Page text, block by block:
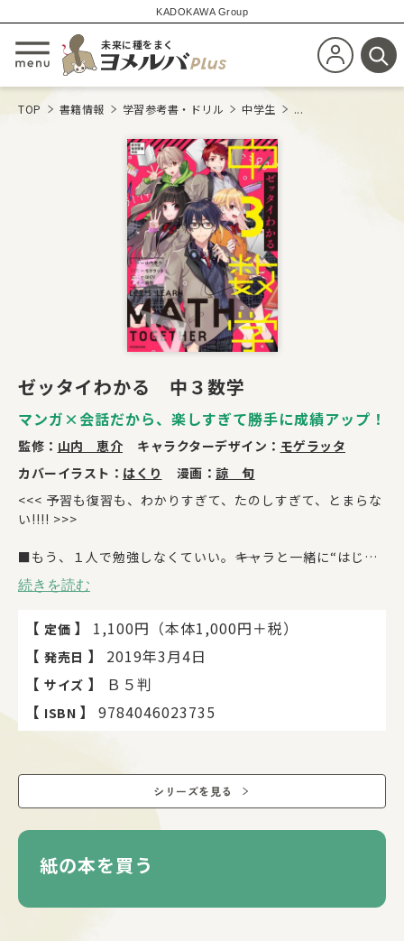
KADOKAWA Group
メニューを開閉する
未来に種をまく
新規会員登
検
TOP 書籍情報 学習参考書・ドリル 中学生 ...
ゼッタイわかる 中３数学
マンガ×会話だから、楽しすぎて勝手に成績アップ！
監修： 山内 恵介 キャラクターデザイン： モゲラッタ
カバーイラスト： はくり 漫画： 諒 旬
<<< 予習も復習も、わかりすぎて、たのしすぎて、とまらな
い!!!! >>>
■もう、１人で勉強しなくていい。――キャラと一緒に“はじめ
から積み上げる”から、中３数学がよくわかる！
３、練習問題で定着度チェック
の３ステップ構成で、「わからない」が「ゼッタイわかる」
に変わる、ドリル界の革命児的１冊が登場。
勉強は基礎がいちばん大事だからこそ、「入り口はなるべく
わかりやすく。そして楽しく」。
折せず、自学自習にピッタリ！ ２ページで１テーマをサク
サク勉強できるので、毎日の学習リズムづくりにも役立ちま
<<< 制作陣総フォロワー数250万超！中高生に圧倒的人気の
制作陣と「こんな参考書がほしかった！」を実現!!! >>>
続きを読む
【 定価 】
1,100円（本体1,000円＋税）
【 発売日 】
2019年3月4日
【 サイズ 】
Ｂ５判
【 ISBN 】 9784046023735
シリーズを見る
紙の本を買う